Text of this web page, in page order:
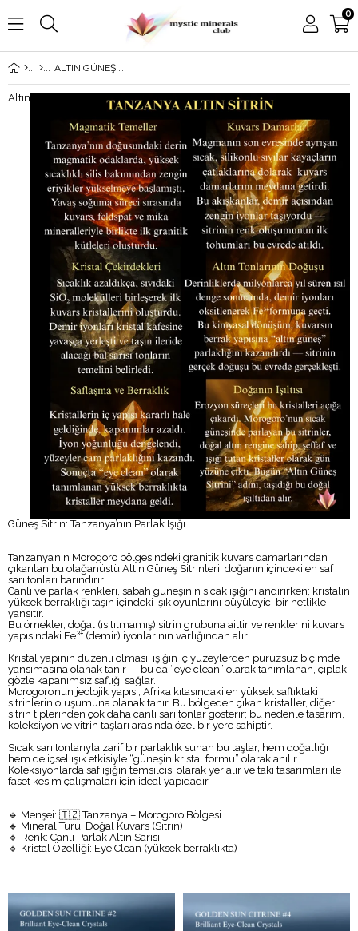
0
ALTIN GÜNEŞ SİTRİN
Altın
Güneş Sitrin: Tanzanya’nın Parlak Işığı
Tanzanya’nın Morogoro bölgesindeki granitik kuvars damarlarından
çıkarılan bu olağanüstü Altın Güneş Sitrinleri, doğanın içindeki en saf
sarı tonları barındırır.
Canlı ve parlak renkleri, sabah güneşinin sıcak ışığını andırırken; kristalin
yüksek berraklığı taşın içindeki ışık oyunlarını büyüleyici bir netlikle
yansıtır.
Bu örnekler, doğal (ısıtılmamış) sitrin grubuna aittir ve renklerini kuvars
yapısındaki Fe³⁺ (demir) iyonlarının varlığından alır.
Kristal yapının düzenli olması, ışığın iç yüzeylerden pürüzsüz biçimde
yansımasına olanak tanır — bu da “eye clean” olarak tanımlanan, çıplak
gözle kapanımsız saflığı sağlar.
Morogoro’nun jeolojik yapısı, Afrika kıtasındaki en yüksek saflıktaki
sitrinlerin oluşumuna olanak tanır. Bu bölgeden çıkan kristaller, diğer
sitrin tiplerinden çok daha canlı sarı tonlar gösterir; bu nedenle tasarım,
koleksiyon ve vitrin taşları arasında özel bir yere sahiptir.
Sıcak sarı tonlarıyla zarif bir parlaklık sunan bu taşlar, hem doğallığı
hem de içsel ışık etkisiyle “güneşin kristal formu” olarak anılır.
Koleksiyonlarda saf ışığın temsilcisi olarak yer alır ve takı tasarımları ile
faset kesim çalışmaları için ideal yapıdadır.
🔹 Menşei: 🇹🇿 Tanzanya – Morogoro Bölgesi
🔹 Mineral Türü: Doğal Kuvars (Sitrin)
🔹 Renk: Canlı Parlak Altın Sarısı
🔹 Kristal Özelliği: Eye Clean (yüksek berraklıkta)